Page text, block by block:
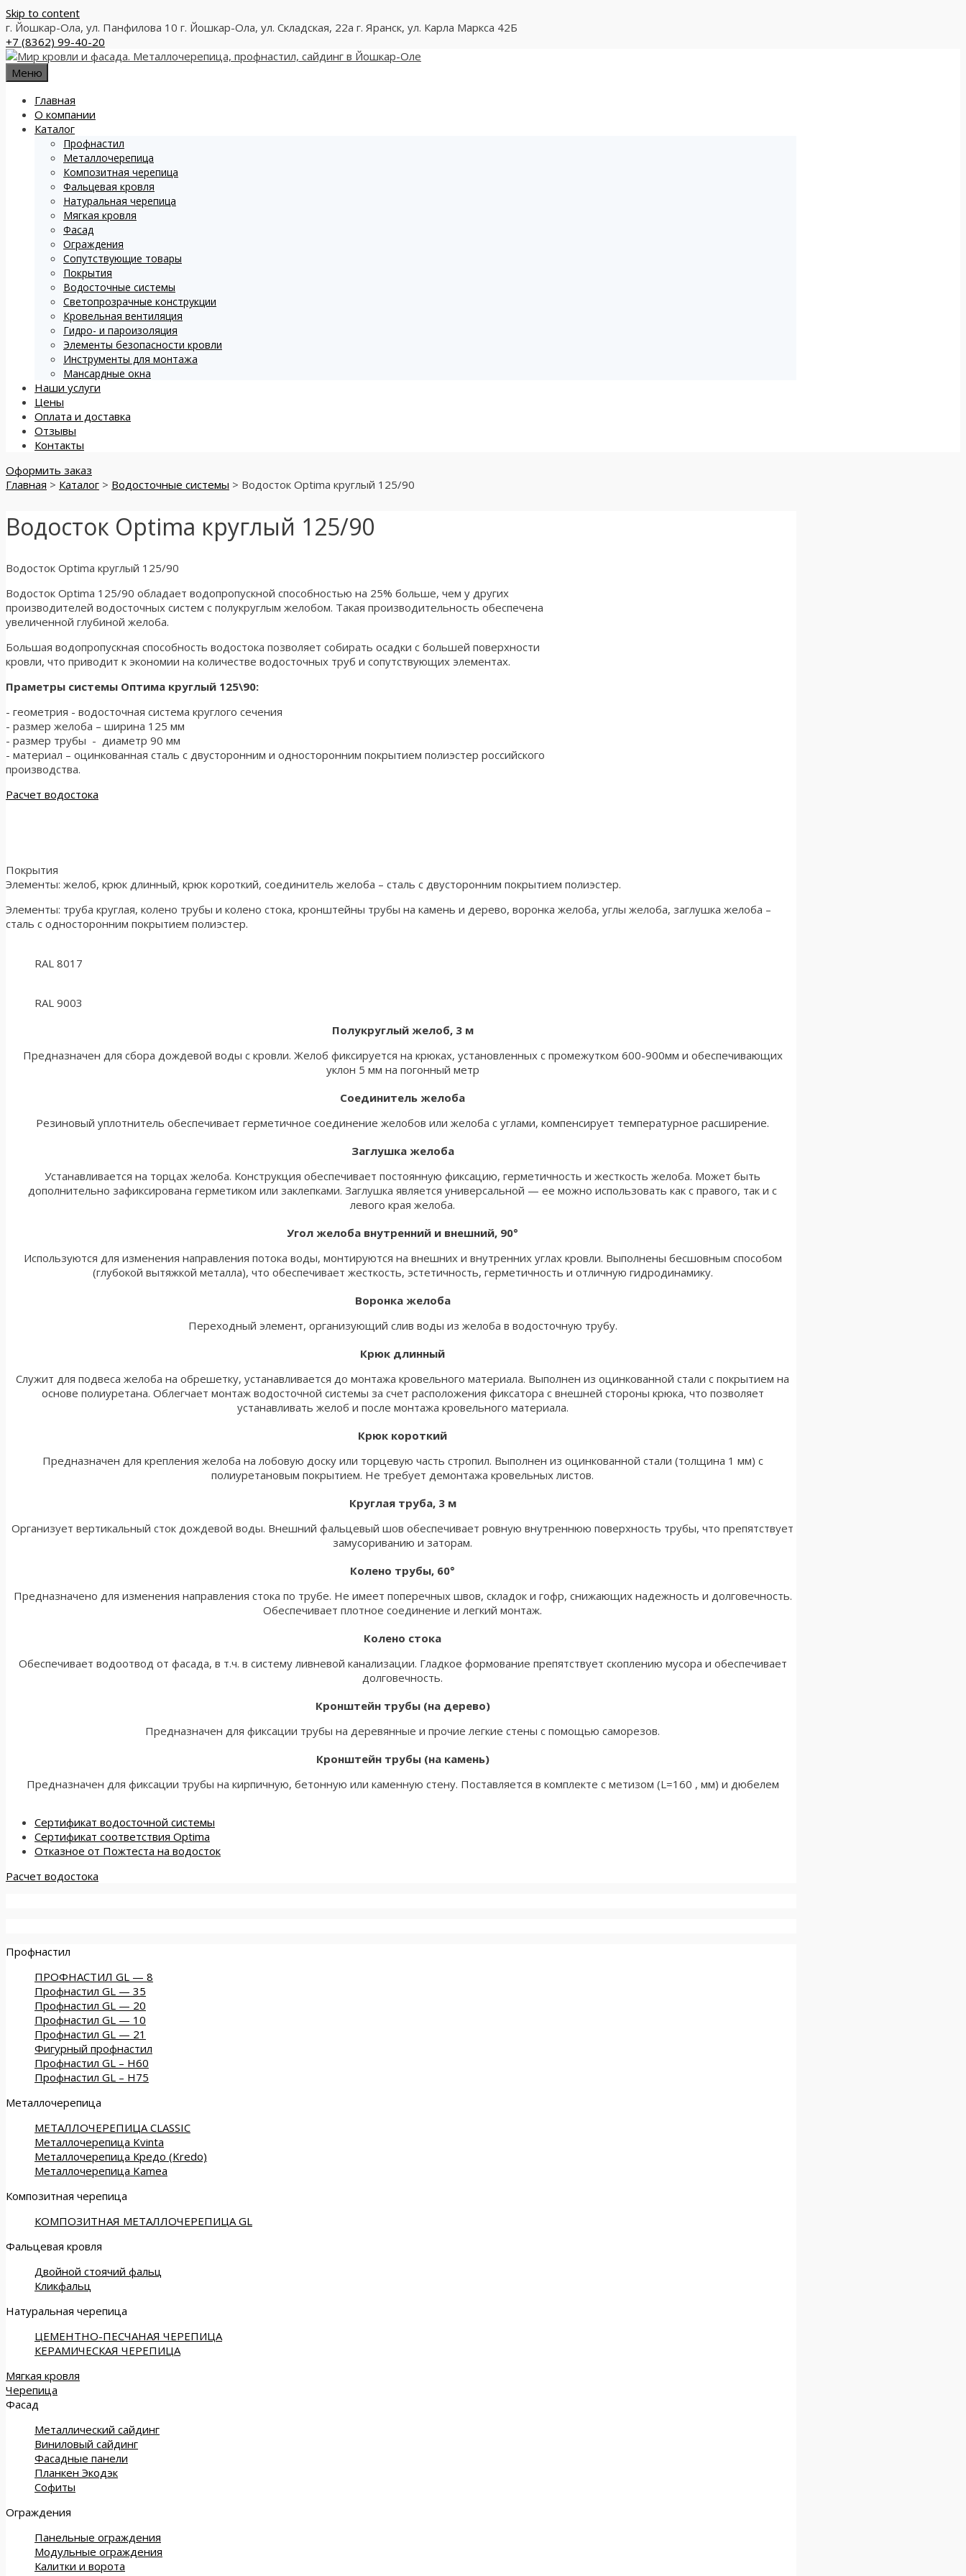
Skip to content
г. Йошкар-Ола, ул. Панфилова 10 г. Йошкар-Ола, ул. Складская, 22а г. Яранск, ул. Карла Маркса 42Б
+7 (8362) 99-40-20
Меню
Главная
О компании
Каталог
Профнастил
Металлочерепица
Композитная черепица
Фальцевая кровля
Натуральная черепица
Мягкая кровля
Фасад
Ограждения
Сопутствующие товары
Покрытия
Водосточные системы
Светопрозрачные конструкции
Кровельная вентиляция
Гидро- и пароизоляция
Элементы безопасности кровли
Инструменты для монтажа
Мансардные окна
Наши услуги
Цены
Оплата и доставка
Отзывы
Контакты
Оформить заказ
Главная > Каталог > Водосточные системы > Водосток Optima круглый 125/90
Водосток Optima круглый 125/90
Водосток Optima круглый 125/90
Водосток Optima 125/90 обладает водопропускной способностью на 25% больше, чем у других
производителей водосточных систем с полукруглым желобом. Такая производительность обеспечена
увеличенной глубиной желоба.
Большая водопропускная способность водостока позволяет собирать осадки с большей поверхности
кровли, что приводит к экономии на количестве водосточных труб и сопутствующих элементах.
Праметры системы Оптима круглый 125\90:
- геометрия - водосточная система круглого сечения
- размер желоба – ширина 125 мм
- размер трубы - диаметр 90 мм
- материал – оцинкованная сталь с двусторонним и односторонним покрытием полиэстер российского
производства.
Расчет водостока
Покрытия
Элементы: желоб, крюк длинный, крюк короткий, соединитель желоба – сталь с двусторонним покрытием полиэстер.
Элементы: труба круглая, колено трубы и колено стока, кронштейны трубы на камень и дерево, воронка желоба, углы желоба, заглушка желоба –
сталь с односторонним покрытием полиэстер.
RAL 8017
RAL 9003
Полукруглый желоб, 3 м
Предназначен для сбора дождевой воды с кровли. Желоб фиксируется на крюках, установленных с промежутком 600-900мм и обеспечивающих
уклон 5 мм на погонный метр
Соединитель желоба
Резиновый уплотнитель обеспечивает герметичное соединение желобов или желоба с углами, компенсирует температурное расширение.
Заглушка желоба
Устанавливается на торцах желоба. Конструкция обеспечивает постоянную фиксацию, герметичность и жесткость желоба. Может быть
дополнительно зафиксирована герметиком или заклепками. Заглушка является универсальной — ее можно использовать как с правого, так и с
левого края желоба.
Угол желоба внутренний и внешний, 90°
Используются для изменения направления потока воды, монтируются на внешних и внутренних углах кровли. Выполнены бесшовным способом
(глубокой вытяжкой металла), что обеспечивает жесткость, эстетичность, герметичность и отличную гидродинамику.
Воронка желоба
Переходный элемент, организующий слив воды из желоба в водосточную трубу.
Крюк длинный
Служит для подвеса желоба на обрешетку, устанавливается до монтажа кровельного материала. Выполнен из оцинкованной стали с покрытием на
основе полиуретана. Облегчает монтаж водосточной системы за счет расположения фиксатора с внешней стороны крюка, что позволяет
устанавливать желоб и после монтажа кровельного материала.
Крюк короткий
Предназначен для крепления желоба на лобовую доску или торцевую часть стропил. Выполнен из оцинкованной стали (толщина 1 мм) с
полиуретановым покрытием. Не требует демонтажа кровельных листов.
Круглая труба, 3 м
Организует вертикальный сток дождевой воды. Внешний фальцевый шов обеспечивает ровную внутреннюю поверхность трубы, что препятствует
замусориванию и заторам.
Колено трубы, 60°
Предназначено для изменения направления стока по трубе. Не имеет поперечных швов, складок и гофр, снижающих надежность и долговечность.
Обеспечивает плотное соединение и легкий монтаж.
Колено стока
Обеспечивает водоотвод от фасада, в т.ч. в систему ливневой канализации. Гладкое формование препятствует скоплению мусора и обеспечивает
долговечность.
Кронштейн трубы (на дерево)
Предназначен для фиксации трубы на деревянные и прочие легкие стены с помощью саморезов.
Кронштейн трубы (на камень)
Предназначен для фиксации трубы на кирпичную, бетонную или каменную стену. Поставляется в комплекте с метизом (L=160 , мм) и дюбелем
Сертификат водосточной системы
Сертификат соответствия Optima
Отказное от Пожтеста на водосток
Расчет водостока
Профнастил
ПРОФНАСТИЛ GL — 8
Профнастил GL — 35
Профнастил GL — 20
Профнастил GL — 10
Профнастил GL — 21
Фигурный профнастил
Профнастил GL – Н60
Профнастил GL – Н75
Металлочерепица
МЕТАЛЛОЧЕРЕПИЦА CLASSIC
Металлочерепица Kvinta
Металлочерепица Кредо (Kredo)
Металлочерепица Kamea
Композитная черепица
КОМПОЗИТНАЯ МЕТАЛЛОЧЕРЕПИЦА GL
Фальцевая кровля
Двойной стоячий фальц
Кликфальц
Натуральная черепица
ЦЕМЕНТНО-ПЕСЧАНАЯ ЧЕРЕПИЦА
КЕРАМИЧЕСКАЯ ЧЕРЕПИЦА
Мягкая кровля
Черепица
Фасад
Металлический сайдинг
Виниловый сайдинг
Фасадные панели
Планкен Экодэк
Софиты
Ограждения
Панельные ограждения
Модульные ограждения
Калитки и ворота